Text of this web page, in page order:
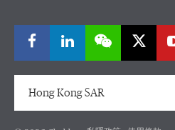
Hong Kong SAR